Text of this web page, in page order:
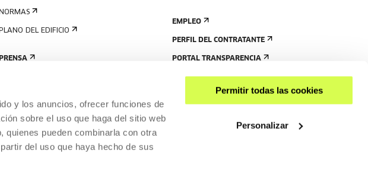
y los anuncios, ofrecer funciones de
sobre el uso que haga del sitio web
quienes pueden combinarla con otra
del uso que haya hecho de sus
Permitir todas las cookies
Personalizar
NORMAS
PLANO DEL EDIFICIO
PRENSA
EMPLEO
PERFIL DEL CONTRATANTE
PORTAL TRANSPARENCIA